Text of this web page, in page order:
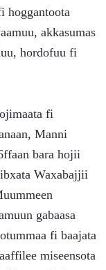
hoggantoota
akkasumas
hordofuu fi
fi
Manni
bara hojii
Waxabajjii
gabaasa
fi baajata
miseensota